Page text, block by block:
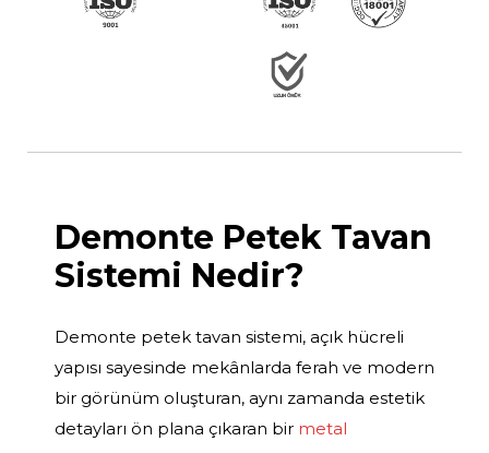
Demonte Petek Tavan
Sistemi Nedir?
Demonte petek tavan sistemi, açık hücreli
yapısı sayesinde mekânlarda ferah ve modern
bir görünüm oluşturan, aynı zamanda estetik
detayları ön plana çıkaran bir metal